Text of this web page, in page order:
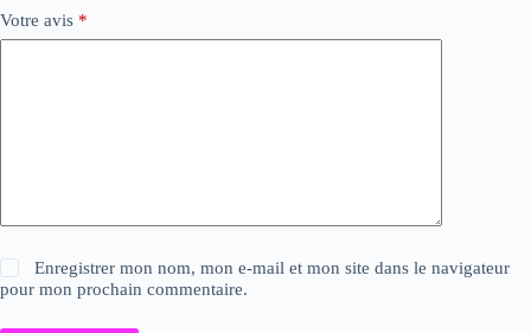
Votre avis *
Enregistrer mon nom, mon e-mail et mon site dans le navigateur
pour mon prochain commentaire.